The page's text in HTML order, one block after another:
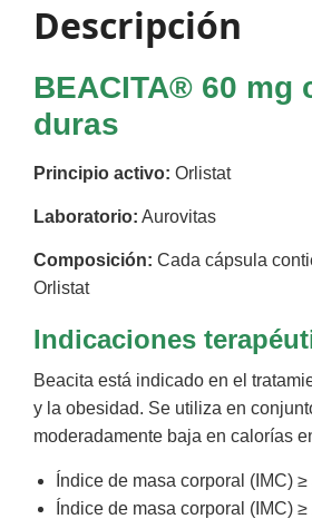
Descripción
BEACITA® 60 mg
duras
Principio activo: Orlistat
Laboratorio: Aurovitas
Composición: Cada cápsula
Orlistat
Indicaciones
Beacita está indicado en el
y la obesidad. Se utiliza en
moderadamente baja en calorías
Índice de masa corporal (IMC) ≥
Índice de masa corporal (IMC) ≥